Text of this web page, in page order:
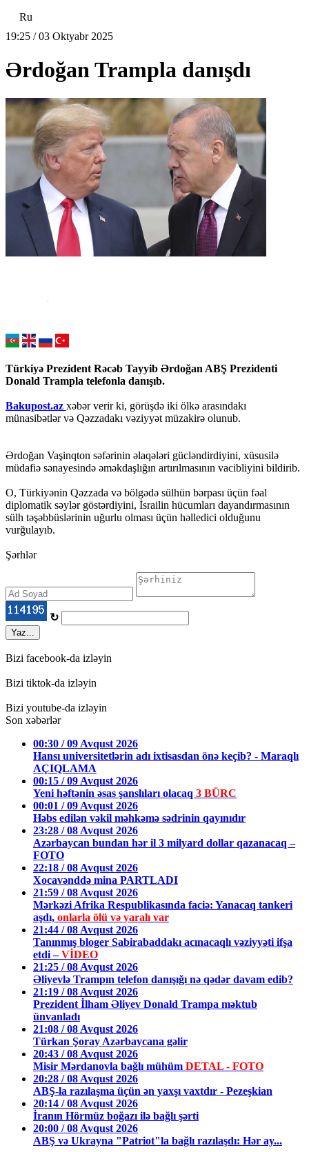
Ru
19:25 / 03 Oktyabr 2025
Ərdoğan Trampla danışdı
Türkiyə Prezident Rəcəb Tayyib Ərdoğan ABŞ Prezidenti
Donald Trampla telefonla danışıb.
Bakupost.az xəbər verir ki, görüşdə iki ölkə arasındakı
münasibətlər və Qəzzadakı vəziyyət müzakirə olunub.
Ərdoğan Vaşinqton səfərinin əlaqələri gücləndirdiyini, xüsusilə
müdafiə sənayesində əməkdaşlığın artırılmasının vacibliyini bildirib.
O, Türkiyənin Qəzzada və bölgədə sülhün bərpası üçün fəal
diplomatik səylər göstərdiyini, İsrailin hücumları dayandırmasının
sülh təşəbbüslərinin uğurlu olması üçün həlledici olduğunu
vurğulayıb.
Şərhlər
↻
Yaz...
Bizi facebook-da izləyin
Bizi tiktok-da izləyin
Bizi youtube-da izləyin
Son xəbərlər
00:30 / 09 Avqust 2026
Hansı universitetlərin adı ixtisasdan önə keçib? - Maraqlı
AÇIQLAMA
00:15 / 09 Avqust 2026
Yeni həftənin əsas şanslıları olacaq 3 BÜRC
00:01 / 09 Avqust 2026
Həbs edilən vəkil məhkəmə sədrinin qayınıdır
23:28 / 08 Avqust 2026
Azərbaycan bundan hər il 3 milyard dollar qazanacaq –
FOTO
22:18 / 08 Avqust 2026
Xocavənddə mina PARTLADI
21:59 / 08 Avqust 2026
Mərkəzi Afrika Respublikasında faciə: Yanacaq tankeri
aşdı, onlarla ölü və yaralı var
21:44 / 08 Avqust 2026
Tanınmış bloger Sabirabaddakı acınacaqlı vəziyyəti ifşa
etdi –VİDEO
21:25 / 08 Avqust 2026
Əliyevlə Trampın telefon danışığı nə qədər davam edib?
21:19 / 08 Avqust 2026
Prezident İlham Əliyev Donald Trampa məktub
ünvanladı
21:08 / 08 Avqust 2026
Türkan Şoray Azərbaycana gəlir
20:43 / 08 Avqust 2026
Misir Mərdanovla bağlı mühüm DETAL - FOTO
20:28 / 08 Avqust 2026
ABŞ-la razılaşma üçün ən yaxşı vaxtdır - Pezeşkian
20:14 / 08 Avqust 2026
İranın Hörmüz boğazı ilə bağlı şərti
20:00 / 08 Avqust 2026
ABŞ və Ukrayna "Patriot"la bağlı razılaşdı: Hər ay...